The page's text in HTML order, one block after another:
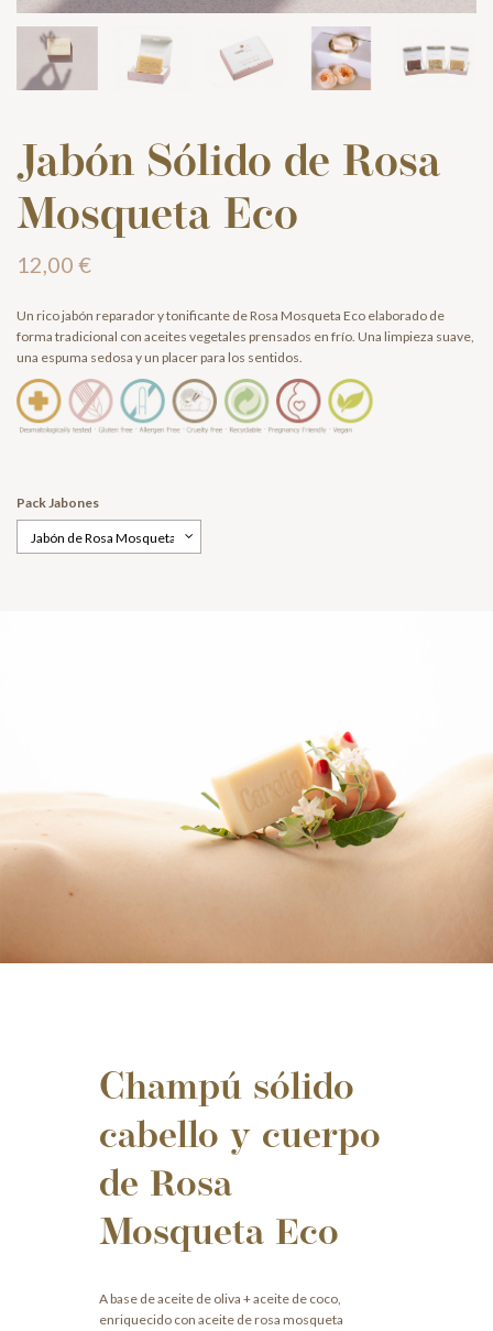
Jabón Sólido de Rosa
Mosqueta Eco
12,00 €
Un rico jabón reparador y tonificante de Rosa Mosqueta Eco elaborado de
forma tradicional con aceites vegetales prensados en frío. Una limpieza suave,
una espuma sedosa y un placer para los sentidos.
Pack Jabones
Champú sólido
cabello y cuerpo
de Rosa
Mosqueta Eco
A base de aceite de oliva + aceite de coco,
enriquecido con aceite de rosa mosqueta